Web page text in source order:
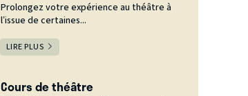
Prolongez votre expérience au théâtre à
l’issue de certaines...
LIRE PLUS
Cours de théâtre